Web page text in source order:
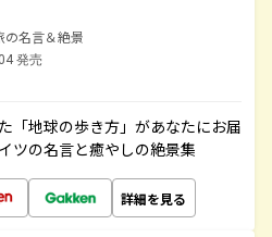
の名言＆絶景
発売
「地球の歩き方」があなたにお届
ツの名言と癒やしの絶景集
詳細を見る